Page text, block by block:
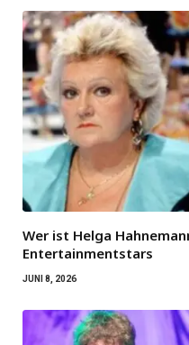
Wer ist Helga
Entertainmentstars
JUNI 8, 2026